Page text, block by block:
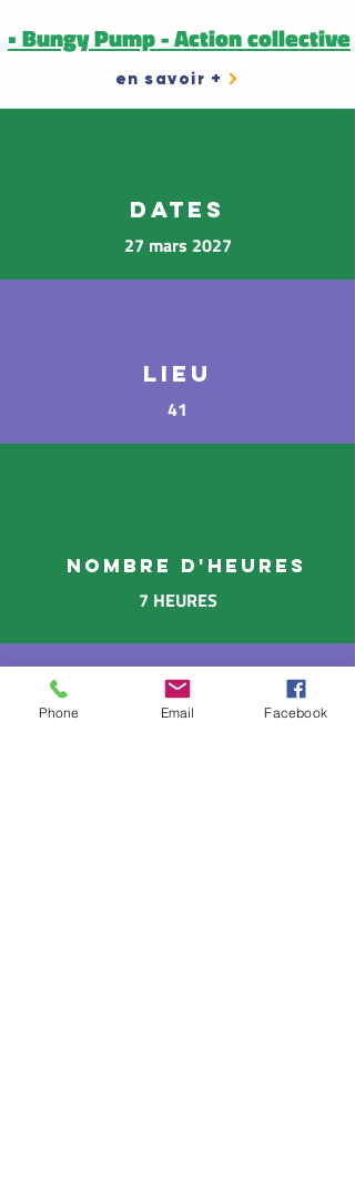
• Bungy Pump - Action collective
en savoir +
DATES
27 mars 2027
LIEU
41
NOMBRE D'heures
7 HEURES
Phone Email Facebook